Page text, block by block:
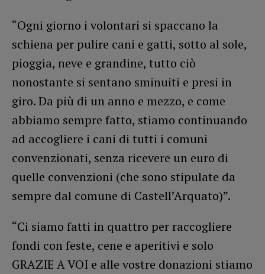
“Ogni giorno i volontari si spaccano la
schiena per pulire cani e gatti, sotto al sole,
pioggia, neve e grandine, tutto ciò
nonostante si sentano sminuiti e presi in
giro. Da più di un anno e mezzo, e come
abbiamo sempre fatto, stiamo continuando
ad accogliere i cani di tutti i comuni
convenzionati, senza ricevere un euro di
quelle convenzioni (che sono stipulate da
sempre dal comune di Castell’Arquato)”.
“Ci siamo fatti in quattro per raccogliere
fondi con feste, cene e aperitivi e solo
GRAZIE A VOI e alle vostre donazioni stiamo